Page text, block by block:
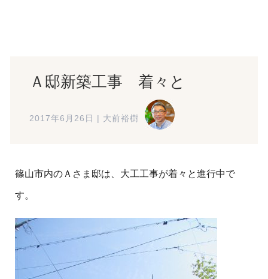
Ａ邸新築工事 着々と
2017年6月26日 大前裕樹
篠山市内のＡさま邸は、大工工事が着々と進行中で
す。